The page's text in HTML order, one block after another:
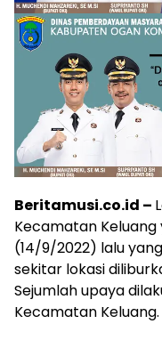
Beritamusi.co.id –
Kecamatan Keluang
(14/9/2022) lalu
sekitar lokasi
Sejumlah upaya
Kecamatan Keluang.